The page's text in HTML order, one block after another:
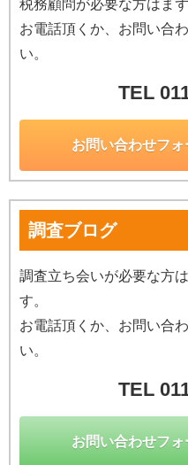
税務顧問が必要な方はま
お電話頂くか、お問い合
い。
TEL
お問い合わせフォ
調査ブログ
調査立ち会いが必要な方
す。
お電話頂くか、お問い合
い。
TEL
お問い合わせフォ